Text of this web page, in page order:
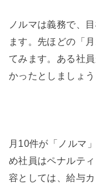
ノルマは義務で、
ます。先ほどの「
てみます。ある社
かったとしましょう
月10件が「ノルマ
め社員はペナルテ
容としては、給与